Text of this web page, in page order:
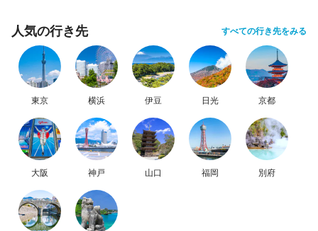
人気の行き先 すべての行き先をみる
東京 横浜 伊豆 日光 京都
大阪 神戸 山口 福岡 別府